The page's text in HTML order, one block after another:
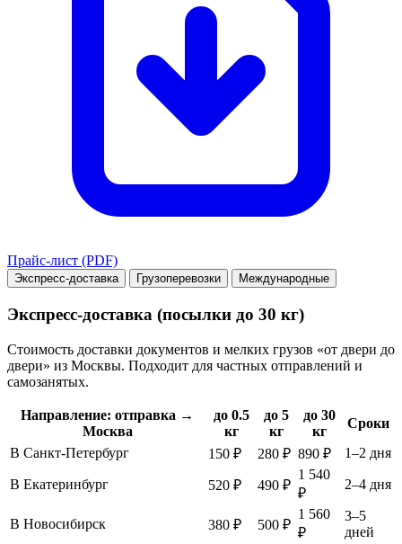
Прайс-лист (PDF)
Экспресс-доставка Грузоперевозки Международные
Экспресс-доставка (посылки до 30 кг)
Стоимость доставки документов и мелких грузов «от двери до
двери» из Москвы. Подходит для частных отправлений и
самозанятых.
Направление: отправка →
Москва
до 0.5
кг
до 5
кг
до 30
кг
Сроки
В Санкт-Петербург
150 ₽ 280 ₽ 890 ₽ 1–2 дня
В Екатеринбург 520 ₽ 490 ₽
1 540
₽
2–4 дня
В Новосибирск 380 ₽ 500 ₽
1 560
₽
3–5
дней